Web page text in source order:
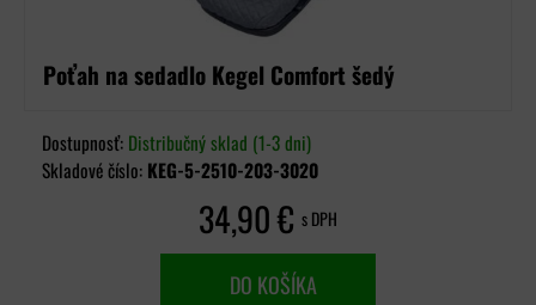
Poťah na sedadlo Kegel Comfort šedý
Dostupnosť: Distribučný sklad (1-3 dni)
Skladové číslo: KEG-5-2510-203-3020
34,90 € s DPH
DO KOŠÍKA